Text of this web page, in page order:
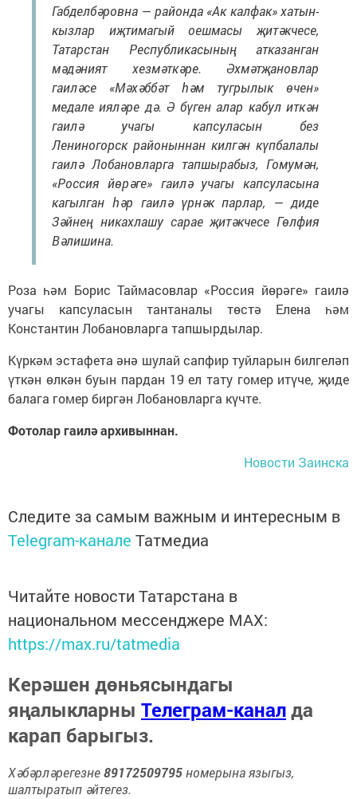
Габделбәровна — районда «Ак калфак» хатын-
кызлар иҗтимагый оешмасы җитәкчесе,
Татарстан Республикасының атказанган
мәдәният хезмәткәре. Әхмәтҗановлар
гаиләсе «Мәхәббәт һәм тугрылык өчен»
медале ияләре дә. Ә бүген алар кабул иткән
гаилә учагы капсуласын без
Лениногорск районыннан килгән күпбалалы
гаилә Лобановларга тапшырабыз, Гомумән,
«Россия йөрәге» гаилә учагы капсуласына
кагылган һәр гаилә үрнәк парлар, — диде
Зәйнең никахлашу сарае җитәкчесе Гөлфия
Вәлишина.
Роза һәм Борис Таймасовлар «Россия йөрәге» гаилә
учагы капсуласын тантаналы төстә Елена һәм
Константин Лобановларга тапшырдылар.
Күркәм эстафета әнә шулай сапфир туйларын билгеләп
үткән өлкән буын пардан 19 ел тату гомер итүче, җиде
балага гомер биргән Лобановларга күчте.
Фотолар гаилә архивыннан.
Новости Заинска
Следите за самым важным и интересным в
Telegram-канале Татмедиа
Читайте новости Татарстана в
национальном мессенджере MАХ:
https://max.ru/tatmedia
Керәшен дөньясындагы
яңалыкларны Телеграм-каналда
карап барыгыз.
Хәбәрләрегезне89172509795номерына языгыз,
шалтыратып әйтегез.